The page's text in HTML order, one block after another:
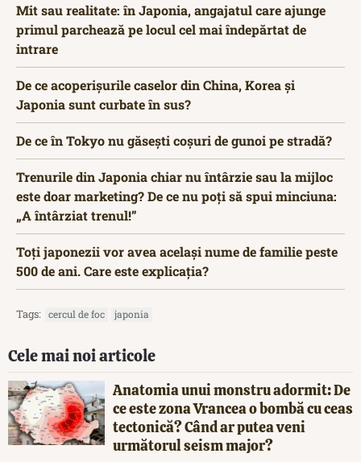
Mit sau realitate: în Japonia, angajatul care ajunge
primul parchează pe locul cel mai îndepărtat de
intrare
De ce acoperișurile caselor din China, Korea și
Japonia sunt curbate în sus?
De ce în Tokyo nu găsești coșuri de gunoi pe stradă?
Trenurile din Japonia chiar nu întârzie sau la mijloc
este doar marketing? De ce nu poți să spui minciuna:
„A întârziat trenul!”
Toți japonezii vor avea același nume de familie peste
500 de ani. Care este explicația?
Tags: cercul de foc japonia
Cele mai noi articole
Anatomia unui monstru adormit: De
ce este zona Vrancea o bombă cu ceas
tectonică? Când ar putea veni
următorul seism major?